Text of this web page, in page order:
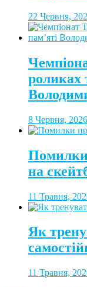
22 Червня,
роликах
8 Червня, 2026
Помилки
на
11 Травня,
Як
11 Травня,